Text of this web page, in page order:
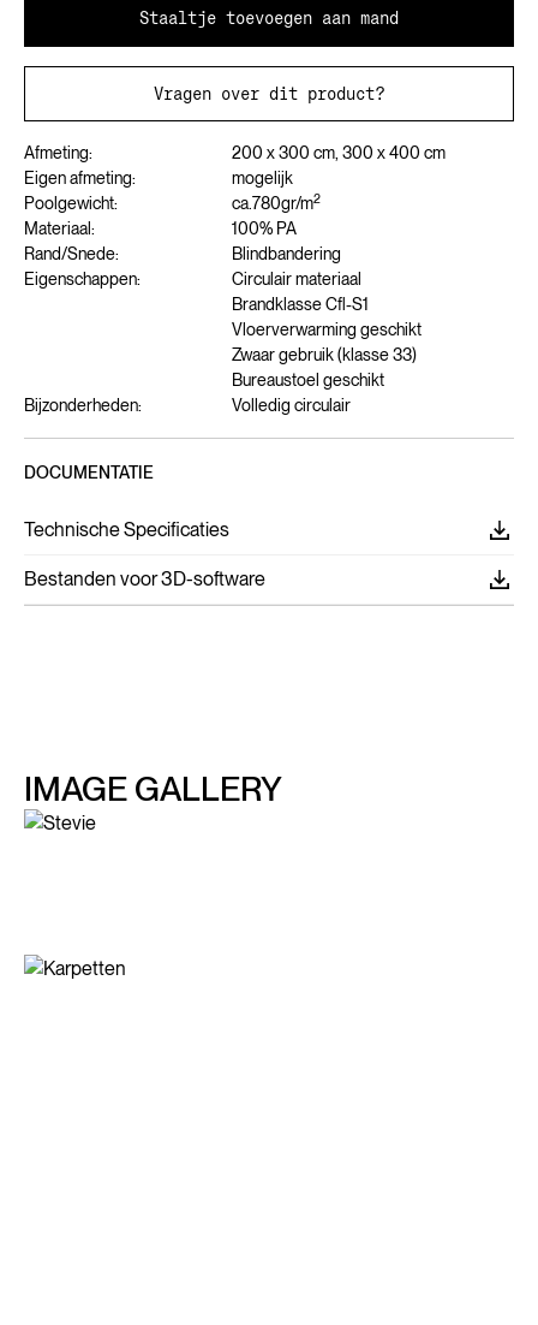
Staaltje toevoegen aan mand
Vragen over dit product?
Afmeting:
200 x 300 cm, 300 x 400 cm
Eigen afmeting:
mogelijk
Poolgewicht:
ca.780gr/m2
Materiaal:
100% PA
Rand/Snede:
Blindbandering
Eigenschappen:
Circulair materiaal
Brandklasse Cfl-S1
Vloerverwarming geschikt
Zwaar gebruik (klasse 33)
Bureaustoel geschikt
Bijzonderheden:
Volledig circulair
DOCUMENTATIE
Technische Specificaties
Bestanden voor 3D-software
IMAGE GALLERY